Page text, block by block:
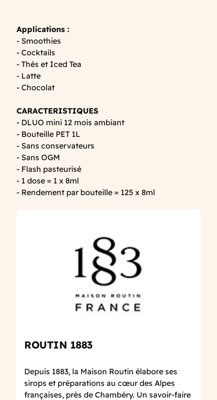
Applications :
- Smoothies
- Cocktails
- Thés et Iced Tea
- Latte
- Chocolat
CARACTERISTIQUES
- DLUO mini 12 mois ambiant
- Bouteille PET 1L
- Sans conservateurs
- Sans OGM
- Flash pasteurisé
- 1 dose = 1 x 8ml
- Rendement par bouteille = 125 x 8ml
ROUTIN 1883
Depuis 1883, la Maison Routin élabore ses
sirops et préparations au cœur des Alpes
françaises, près de Chambéry. Un savoir-faire